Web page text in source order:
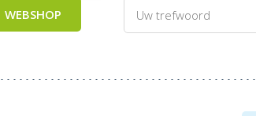
WEBSHOP